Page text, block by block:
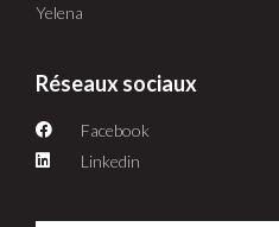
Yelena
Réseaux sociaux
Facebook
Linkedin